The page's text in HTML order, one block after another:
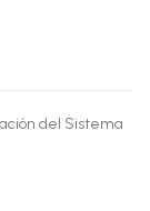
del Sistema